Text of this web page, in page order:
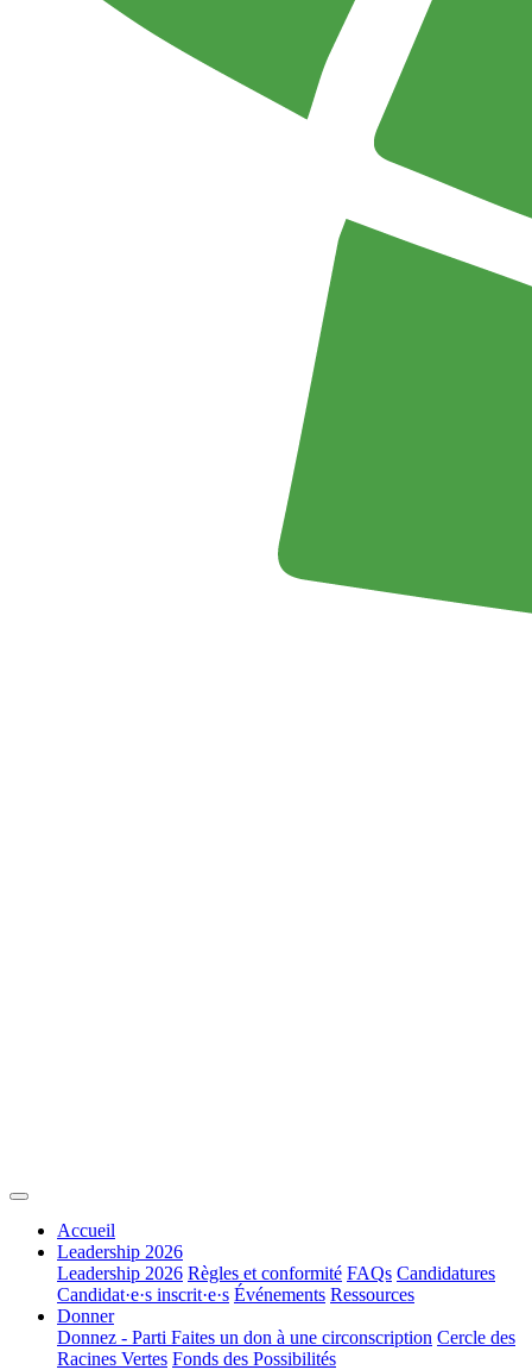
Accueil
Leadership 2026
Leadership 2026 Règles et conformité FAQs Candidatures
Candidat·e·s inscrit·e·s Événements Ressources
Donner
Donnez - Parti Faites un don à une circonscription Cercle des
Racines Vertes Fonds des Possibilités